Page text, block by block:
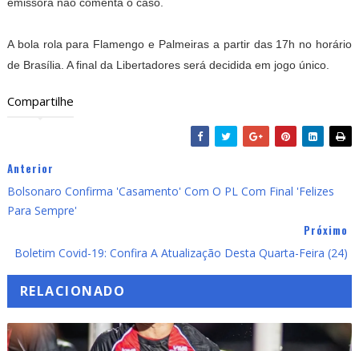
A bola rola para Flamengo e Palmeiras a partir das 17h no horário
de Brasília. A final da Libertadores será decidida em jogo único.
Compartilhe
Anterior
Bolsonaro Confirma 'casamento' Com O PL Com Final 'felizes
Para Sempre'
Próximo
Boletim Covid-19: Confira A Atualização Desta Quarta-Feira (24)
RELACIONADO